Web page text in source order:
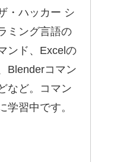
・ハッカー シ
ミング言語の
ンド、Excelの
Blenderコマン
など。コマン
学習中です。